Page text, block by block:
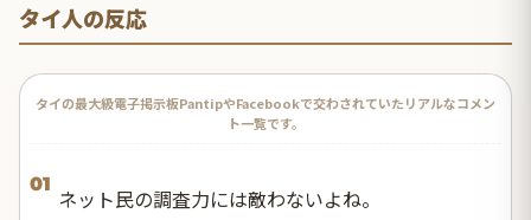
タイ人の反応
タイの最大級電子掲示板PantipやFacebookで交わされていたリアルなコメン
ト一覧です。
01
ネット民の調査力には敵わないよね。